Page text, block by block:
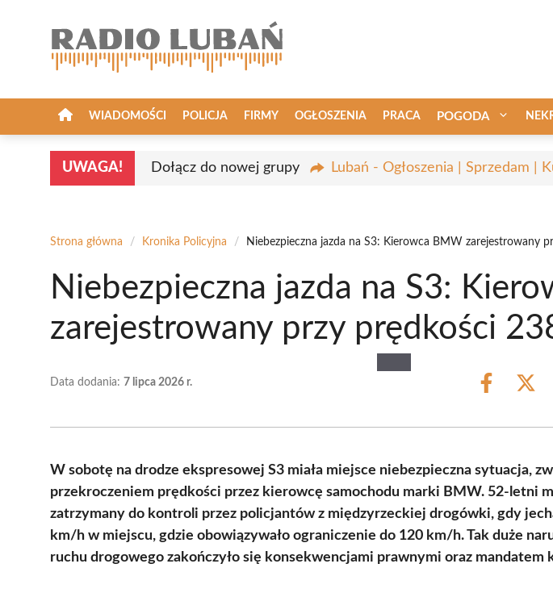
WIADOMOŚCI POLICJA FIRMY OGŁOSZENIA PRACA POGODA
UWAGA! Dołącz do nowej grupy Lubań - Ogłoszenia | Sprzedam |
Strona główna / Kronika Policyjna / Niebezpieczna jazda na S3: Kierowca BMW zarejestrowany
Niebezpieczna jazda na S3:
zarejestrowany przy prędkości
Data dodania: 7 lipca 2026 r.
Share
W sobotę na drodze ekspresowej S3 miała miejsce niebezpieczna sytuacja,
przekroczeniem prędkości przez kierowcę samochodu marki BMW. 52-letni
zatrzymany do kontroli przez policjantów z międzyrzeckiej drogówki, gdy
km/h w miejscu, gdzie obowiązywało ograniczenie do 120 km/h. Tak duże
ruchu drogowego zakończyło się konsekwencjami prawnymi oraz mandatem